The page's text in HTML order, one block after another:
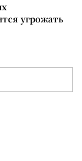
угрожать